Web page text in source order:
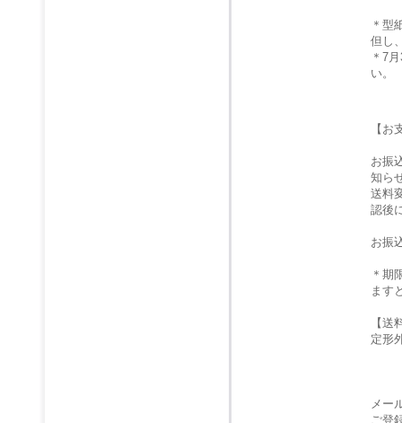
＊型
但し
＊7
い。
【
お振
知ら
送料
認後
お振
＊期
ます
【送
定形
メー
ご登